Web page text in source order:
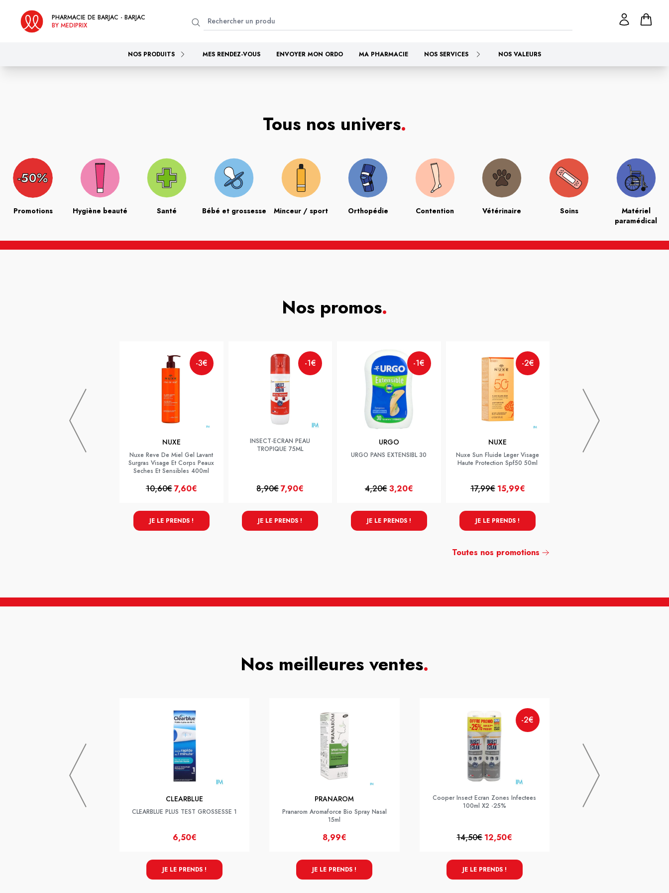
PHARMACIE DE BARJAC - BARJAC
BY MEDIPRIX
NOS PRODUITS MES RENDEZ-VOUS ENVOYER MON ORDO MA PHARMACIE NOS SERVICES NOS VALEURS
Tous nos univers.
Promotions Hygiène beauté Santé Bébé et grossesse Minceur / sport Orthopédie Contention Vétérinaire Soins
Matériel
paramédical
Nos promos.
-3€
NUXE
Nuxe Reve De Miel Gel Lavant
Surgras Visage Et Corps Peaux
Seches Et Sensibles 400ml
10,60€7,60€
JE LE PRENDS !
-1€
INSECT-ECRAN PEAU
TROPIQUE 75ML
8,90€7,90€
JE LE PRENDS !
-1€
URGO
URGO PANS EXTENSIBL 30
4,20€3,20€
JE LE PRENDS !
-2€
NUXE
Nuxe Sun Fluide Leger Visage
Haute Protection Spf50 50ml
17,99€ 15,99€
JE LE PRENDS !
Multifonctions 25g
Toutes nos promotions
Nos meilleures ventes.
CLEARBLUE
CLEARBLUE PLUS TEST GROSSESSE 1
6,50€
JE LE PRENDS !
PRANAROM
Pranarom Aromaforce Bio Spray Nasal
15ml
8,99€
JE LE PRENDS !
-2€
Cooper Insect Ecran Zones Infectees
100ml X2 -25%
14,50€ 12,50€
JE LE PRENDS !